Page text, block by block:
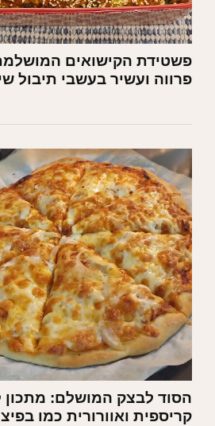
פשטידת הקישואים
פרווה ועשיר בעשבי תיבול
הסוד לבצק המושלם: מתכון
קריספית ואוורורית כמו